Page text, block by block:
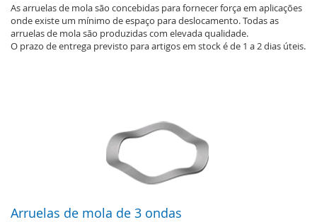
As arruelas de mola são concebidas para fornecer força em aplicações
onde existe um mínimo de espaço para deslocamento. Todas as
arruelas de mola são produzidas com elevada qualidade.
O prazo de entrega previsto para artigos em stock é de 1 a 2 dias úteis.
Arruelas de mola de 3 ondas